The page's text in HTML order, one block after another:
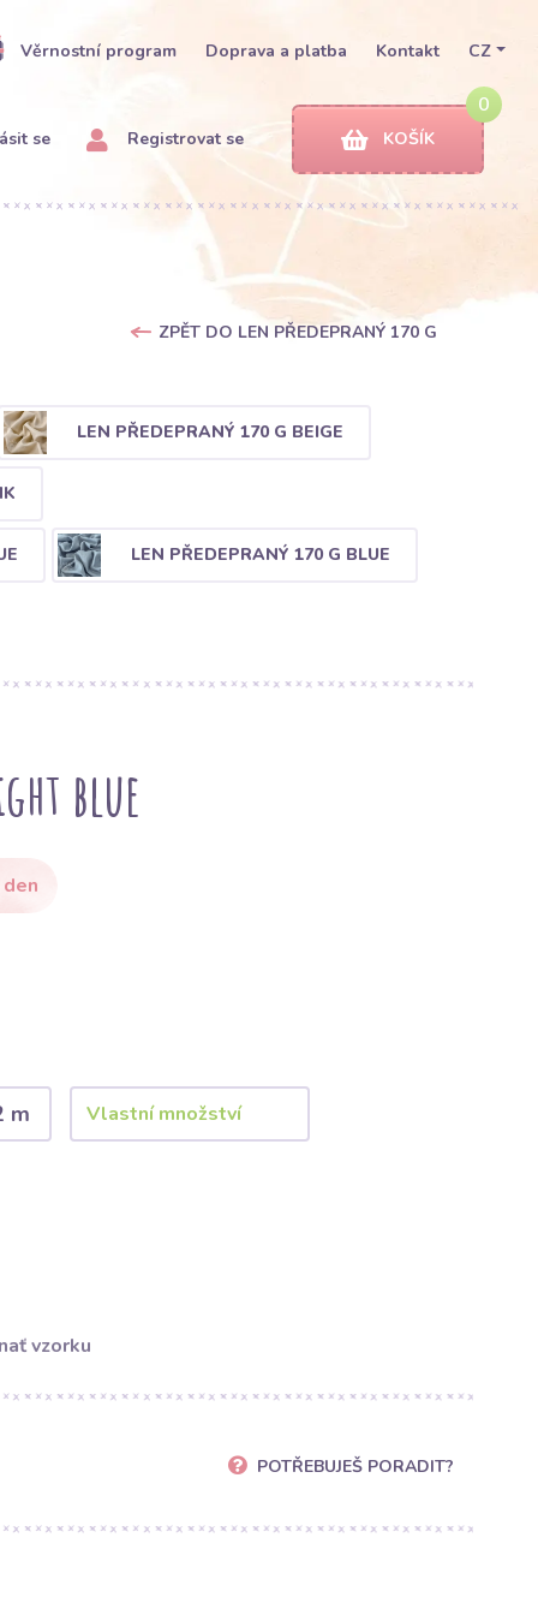
Věrnostní program Doprava a platba Kontakt CZ
se Registrovat se
0
KOŠÍK
ZPĚT DO LEN PŘEDEPRANÝ 170 G
LEN PŘEDEPRANÝ 170 G BEIGE
LEN PŘEDEPRANÝ 170 G BLUE
blue
m
vzorku
POTŘEBUJEŠ PORADIT?